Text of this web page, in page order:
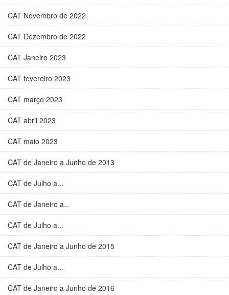
CAT Novembro de 2022
CAT Dezembro de 2022
CAT Janeiro 2023
CAT fevereiro 2023
CAT março 2023
CAT abril 2023
CAT maio 2023
CAT de Janeiro a Junho de 2013
CAT de Julho a...
CAT de Janeiro a...
CAT de Julho a...
CAT de Janeiro a Junho de 2015
CAT de Julho a...
CAT de Janeiro a Junho de 2016